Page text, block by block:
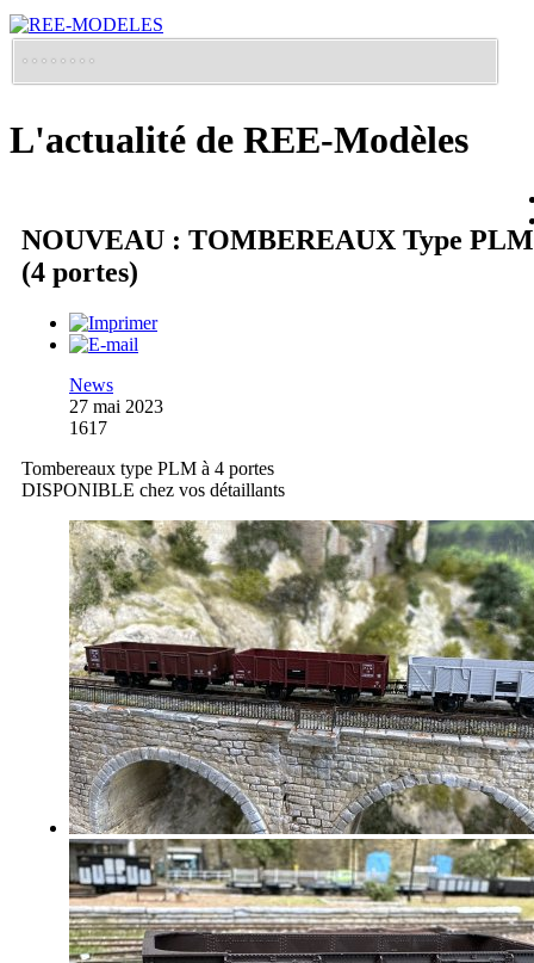
L'actualité de REE-Modèles
NOUVEAU : TOMBEREAUX Type PLM
(4 portes)
News
27 mai 2023
1617
Tombereaux type PLM à 4 portes
DISPONIBLE chez vos détaillants